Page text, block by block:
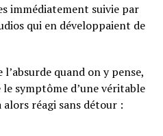
immédiatement suivie par
qui en développaient de
quand on y pense,
symptôme d’une véritable
alors réagi sans détour :